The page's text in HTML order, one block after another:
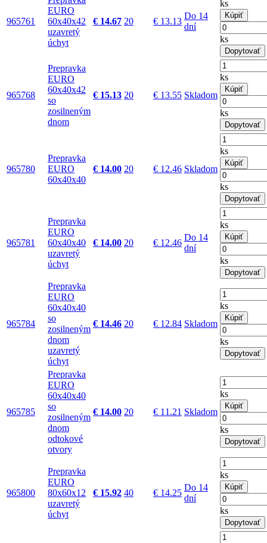
965761
EURO
60x40x42
uzavretý
úchyt
€ 14.67 20 € 13.13
Do 14
dní
ks
Kúpiť
ks
Dopytovať
965768
Prepravka
EURO
60x40x42
so
zosilneným
dnom
€ 15.13 20 € 13.55 Skladom
ks
Kúpiť
ks
Dopytovať
965780
Prepravka
EURO
60x40x40
€ 14.00 20 € 12.46 Skladom
ks
Kúpiť
ks
Dopytovať
965781
Prepravka
EURO
60x40x40
uzavretý
úchyt
€ 14.00 20 € 12.46
Do 14
dní
ks
Kúpiť
ks
Dopytovať
965784
Prepravka
EURO
60x40x40
so
zosilneným
dnom
uzavretý
úchyt
€ 14.46 20 € 12.84 Skladom
ks
Kúpiť
ks
Dopytovať
965785
Prepravka
EURO
60x40x40
so
zosilneným
dnom
odtokové
otvory
€ 14.00 20 € 11.21 Skladom
ks
Kúpiť
ks
Dopytovať
965800
Prepravka
EURO
80x60x12
uzavretý
úchyt
€ 15.92 40 € 14.25
Do 14
dní
ks
Kúpiť
ks
Dopytovať